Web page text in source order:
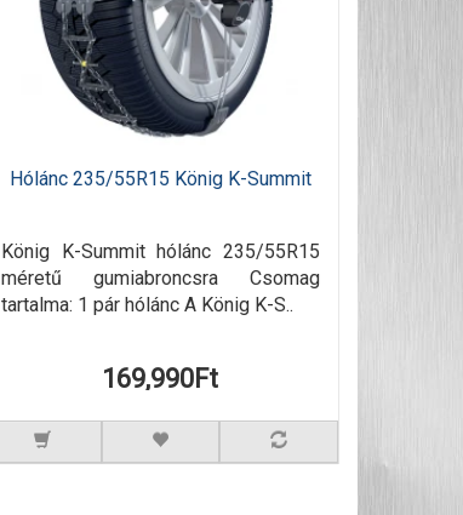
Hólánc 235/55R15 König K-Summit
König K-Summit hólánc 235/55R15
méretű gumiabroncsra Csomag
tartalma: 1 pár hólánc A König K-S..
169,990Ft